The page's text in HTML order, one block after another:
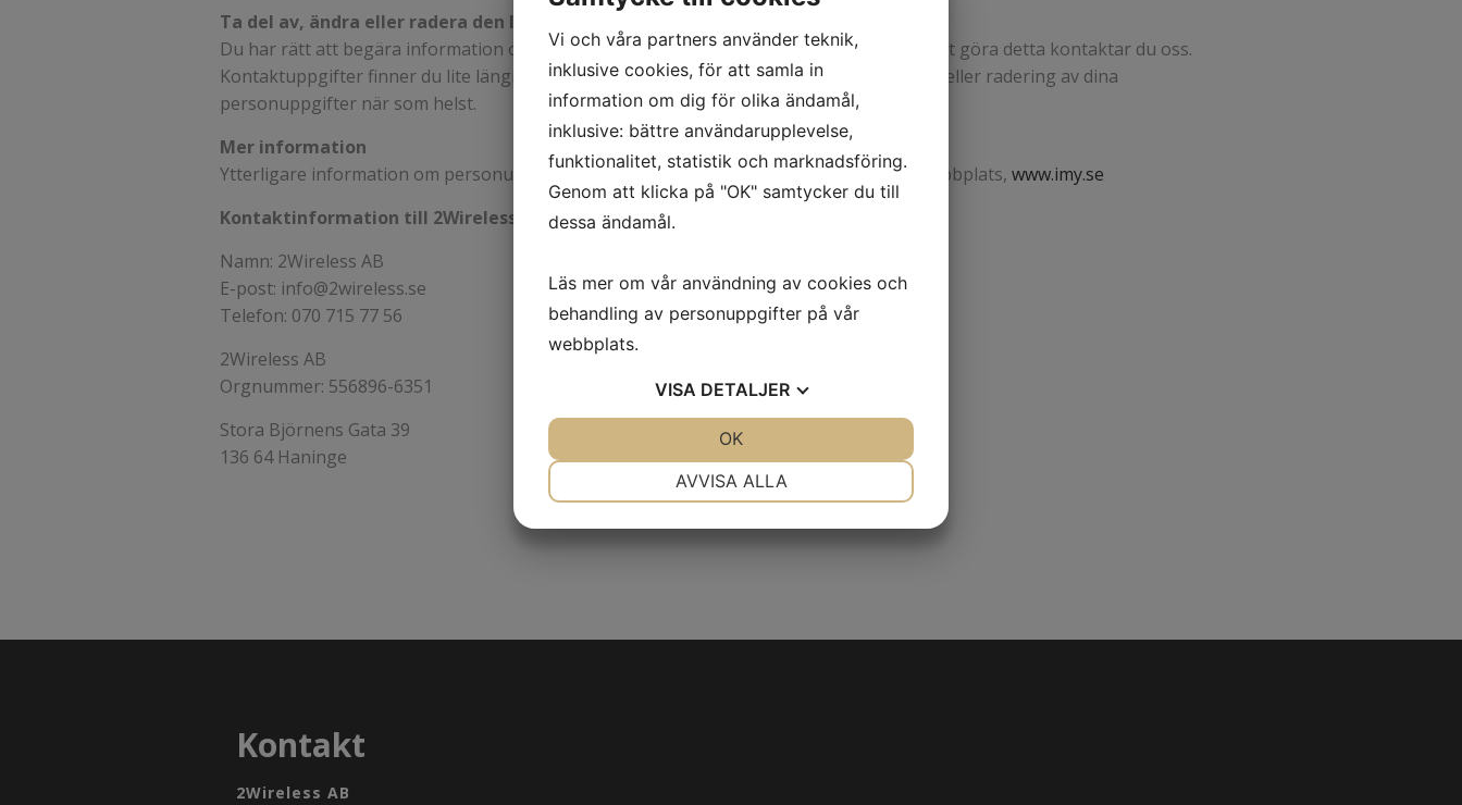
Ta del av, ändra eller radera den lagrade informationen
Du har rätt att begära information om vilka personuppgifter vi har lagrade om dig. För att göra detta kontaktar du oss.
Kontaktuppgifter finner du lite längre ned på sidan. Du har även rätt att begära rättning eller radering av dina
personuppgifter när som helst.
Mer information
Ytterligare information om personuppgifter finns på Integritetsskyddsmyndighetens webbplats, www.imy.se
Kontaktinformation till 2Wireless AB
Namn: 2Wireless AB
E-post: info@2wireless.se
Telefon: 070 715 77 56
2Wireless AB
Orgnummer: 556896-6351
Stora Björnens Gata 39
136 64 Haninge
Kontakt
2Wireless AB
Vi och våra partners använder teknik,
inklusive cookies, för att samla in
information om dig för olika ändamål,
inklusive: bättre användarupplevelse,
funktionalitet, statistik och marknadsföring.
Genom att klicka på "OK" samtycker du till
dessa ändamål.
Läs mer om vår användning av cookies och
behandling av personuppgifter på vår
webbplats.
VISA DETALJER
AVVISA ALLA
OK